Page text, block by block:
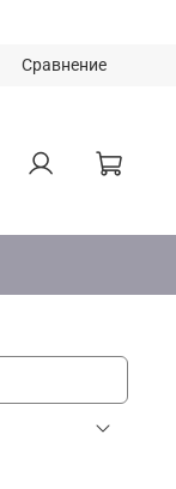
Сравнение